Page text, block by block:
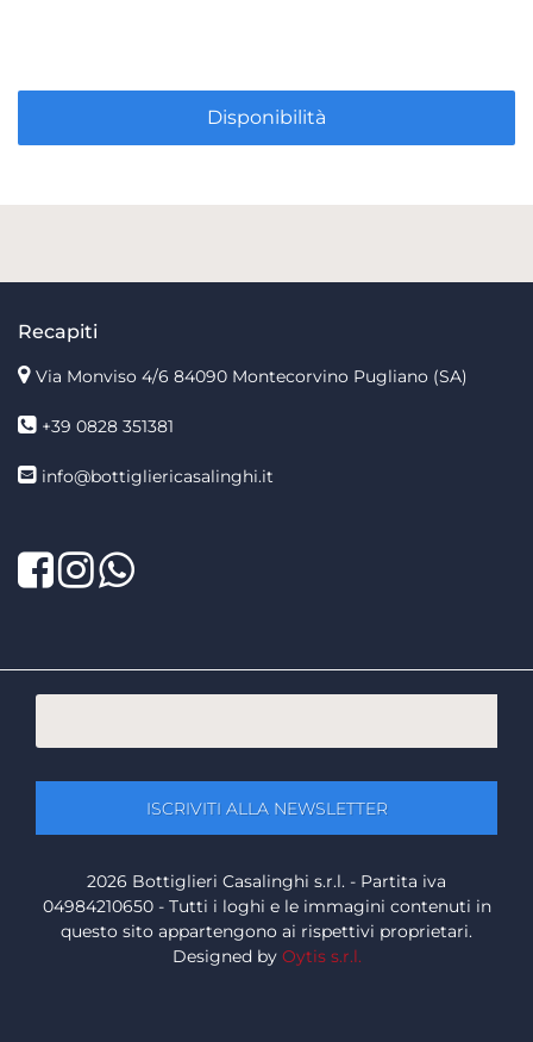
Disponibilità
Recapiti
Via Monviso 4/6 84090 Montecorvino Pugliano (SA)
+39 0828 351381
info@bottigliericasalinghi.it
Facebook
TwitterLinkedIn
2026 Bottiglieri Casalinghi s.r.l. - Partita iva
04984210650 - Tutti i loghi e le immagini contenuti in
questo sito appartengono ai rispettivi proprietari.
Designed by Oytis s.r.l.